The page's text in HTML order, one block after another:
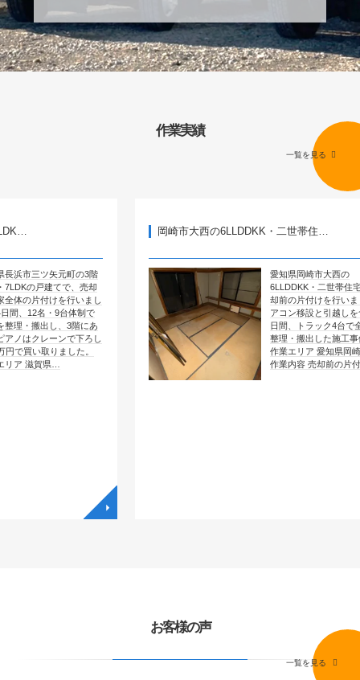
作業実績
一覧を見る
元町の3階
で、売却
を行いまし
台体制で
、3階にあ
ンで下ろし
ました。
岡崎市大西の6LLDDKK・二世帯住…
愛知県岡崎市大西の
6LLDDKK・二世帯住宅で、売
却前の片付けを行いました。エ
アコン移設と引越しを含めて4
日間、トラック4台で全部屋を
整理・搬出した施工事例です。
作業エリア 愛知県岡崎市大西
作業内容 売却前の片付け …
お客様の声
一覧を見る